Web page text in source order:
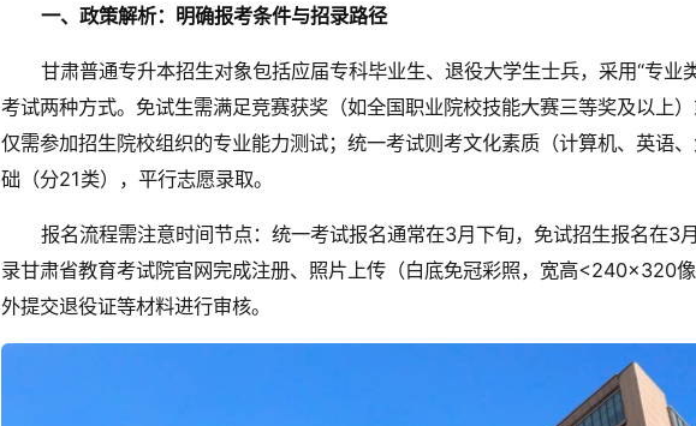
一、政策解析：明确报考条件与招录路径
甘肃普通专升本招生对象包括应届专科毕业生、退役大学生士兵，采用“专业
考试两种方式。免试生需满足竞赛获奖（如全国职业院校技能大赛三等奖及以上）
仅需参加招生院校组织的专业能力测试；统一考试则考文化素质（计算机、英语
础（分21类），平行志愿录取。
报名流程需注意时间节点：统一考试报名通常在3月下旬，免试招生报名在3
录甘肃省教育考试院官网完成注册、照片上传（白底免冠彩照，宽高<240×320
外提交退役证等材料进行审核。